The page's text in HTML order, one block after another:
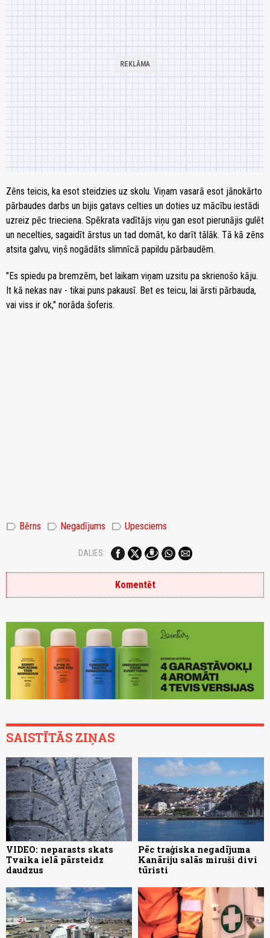
Zēns teicis, ka esot steidzies uz skolu. Viņam vasarā esot jānokārto
pārbaudes darbs un bijis gatavs celties un doties uz mācību iestādi
uzreiz pēc trieciena. Spēkrata vadītājs viņu gan esot pierunājis gulēt
un necelties, sagaidīt ārstus un tad domāt, ko darīt tālāk. Tā kā zēns
atsita galvu, viņš nogādāts slimnīcā papildu pārbaudēm.
"Es spiedu pa bremzēm, bet laikam viņam uzsitu pa skrienošo kāju.
It kā nekas nav - tikai puns pakausī. Bet es teicu, lai ārsti pārbauda,
vai viss ir ok," norāda šoferis.
label Bērns label Negadījums label Upesciems
DALIES:
Komentēt
SAISTĪTĀS ZIŅAS
VIDEO: neparasts skats
Tvaika ielā pārsteidz
daudzus
Pēc traģiska negadījuma
Kanāriju salās miruši divi
tūristi